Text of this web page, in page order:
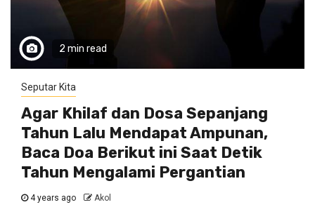
2 min read
Seputar Kita
Agar Khilaf dan Dosa Sepanjang
Tahun Lalu Mendapat Ampunan,
Baca Doa Berikut ini Saat Detik
Tahun Mengalami Pergantian
4 years ago Akol